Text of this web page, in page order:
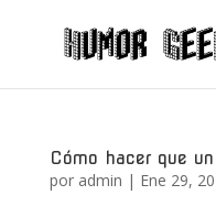
Cómo hacer que
por admin | Ene 29,